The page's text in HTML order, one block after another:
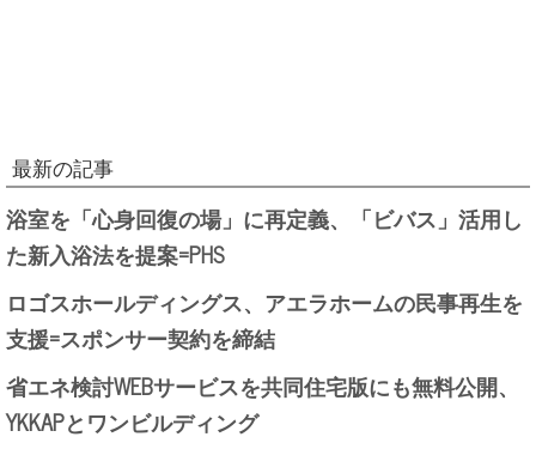
最新の記事
浴室を「心身回復の場」に再定義、「ビバス」活用し
た新入浴法を提案=PHS
ロゴスホールディングス、アエラホームの民事再生を
支援=スポンサー契約を締結
省エネ検討WEBサービスを共同住宅版にも無料公開、
YKKAPとワンビルディング